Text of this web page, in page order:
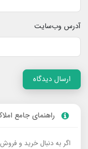
آدرس وب‌سایت
ارسال دیدگاه
راهنمای جامع
اگر به دنبال خرید و